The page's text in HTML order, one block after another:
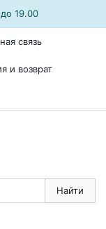
19.00
связь
и возврат
Найти